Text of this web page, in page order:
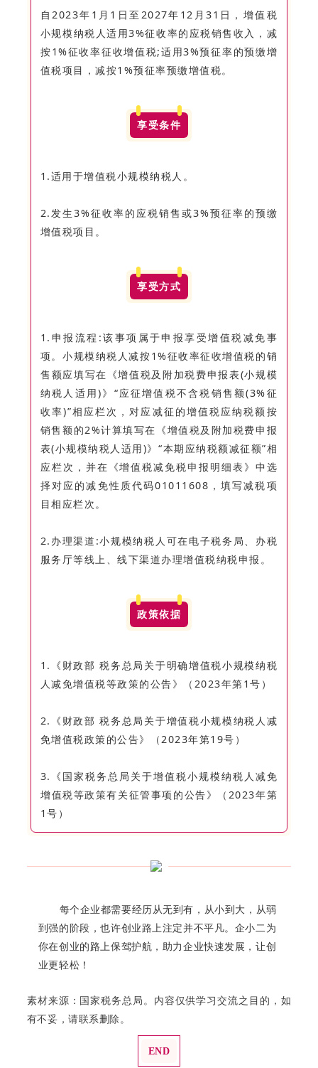
自2023年1月1日至2027年12月31日，增值税
小规模纳税人适用3%征收率的应税销售收入，减
按1%征收率征收增值税;适用3%预征率的预缴增
值税项目，减按1%预征率预缴增值税。
享受条件
1.适用于增值税小规模纳税人。
2.发生3%征收率的应税销售或3%预征率的预缴
增值税项目。
享受方式
1.申报流程:该事项属于申报享受增值税减免事
项。小规模纳税人减按1%征收率征收增值税的销
售额应填写在《增值税及附加税费申报表(小规模
纳税人适用)》“应征增值税不含税销售额(3%征
收率)”相应栏次，对应减征的增值税应纳税额按
销售额的2%计算填写在《增值税及附加税费申报
表(小规模纳税人适用)》“本期应纳税额减征额”相
应栏次，并在《增值税减免税申报明细表》中选
择对应的减免性质代码01011608，填写减税项
目相应栏次。
2.办理渠道:小规模纳税人可在电子税务局、办税
服务厅等线上、线下渠道办理增值税纳税申报。
政策依据
1.《财政部 税务总局关于明确增值税小规模纳税
人减免增值税等政策的公告》（2023年第1号）
2.《财政部 税务总局关于增值税小规模纳税人减
免增值税政策的公告》（2023年第19号）
3.《国家税务总局关于增值税小规模纳税人减免
增值税等政策有关征管事项的公告》（2023年第
1号）
每个企业都需要经历从无到有，从小到大，从弱
到强的阶段，也许创业路上注定并不平凡。企小二为
你在创业的路上保驾护航，助力企业快速发展，让创
业更轻松！
素材来源：国家税务总局。内容仅供学习交流之目的，如
有不妥，请联系删除。
END